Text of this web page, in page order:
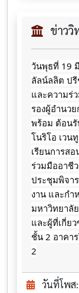
ข่าว
วันพุธที่ 19
ลัลน์ลลิต ปรี
และความร่
รองผู้อำนว
พร้อม ต้อน
โนริโอ เวน
เรียนการส
ร่วมมืออาชี
ประชุมพิจา
งาน และก
มหาวิทยาลั
และผู้ที่เกี่ย
ชั้น 2 อาคา
2
วันที่โพส: